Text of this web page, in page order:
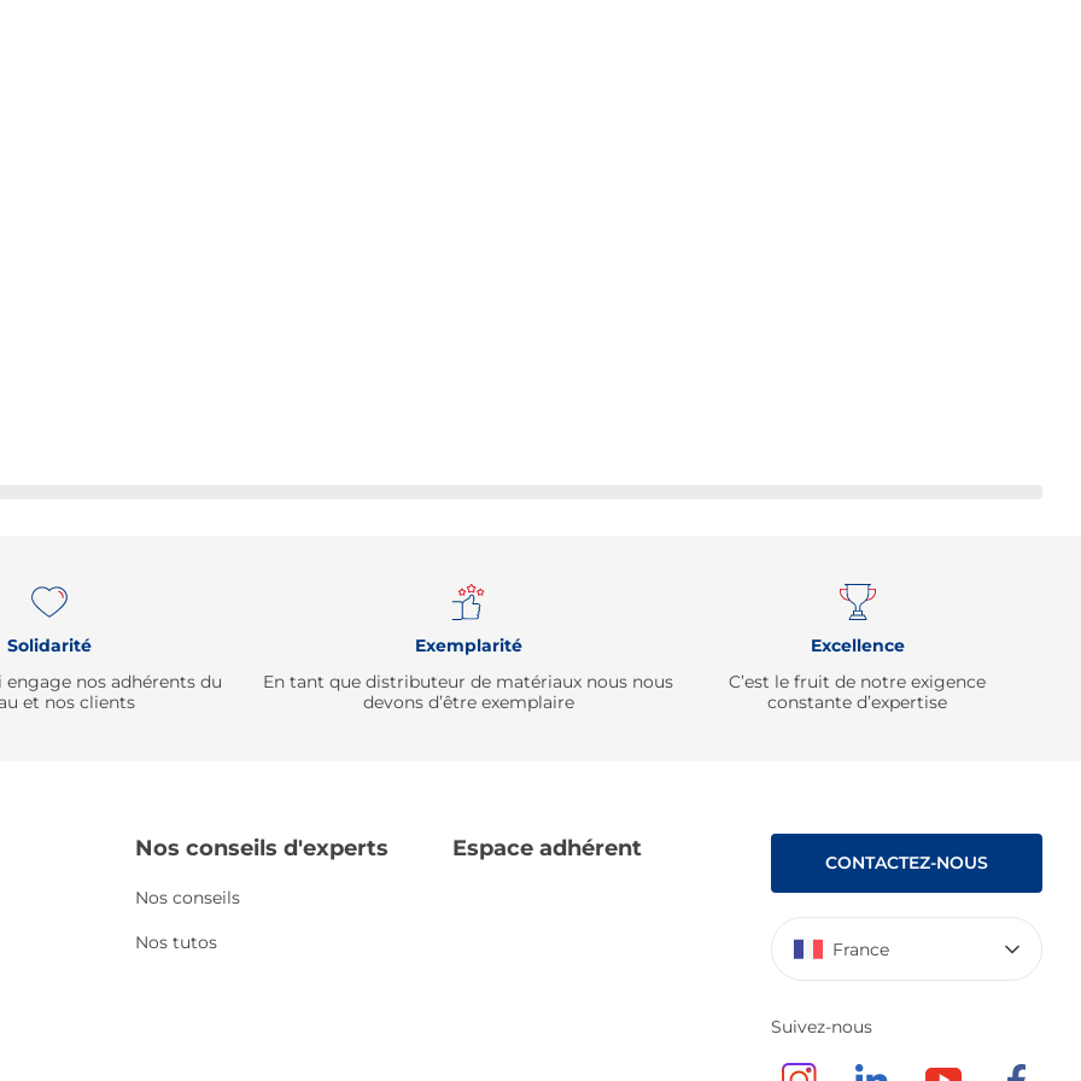
Solidarité
engage nos adhérents du
et nos clients
Exemplarité
En tant que distributeur de matériaux nous nous
devons d’être exemplaire
Excellence
C’est le fruit de notre exigence
constante d’expertise
Nos conseils d'experts
Nos conseils
Nos tutos
Espace adhérent
CONTACTEZ-NOUS
France
Suivez-nous